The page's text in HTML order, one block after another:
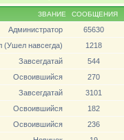
ЗВАНИЕ СООБЩЕНИЯ
Администратор 65630
(Ушел навсегда)
1218
Завсегдатай
544
Освоившийся
270
Завсегдатай
3101
Освоившийся
182
Освоившийся
236